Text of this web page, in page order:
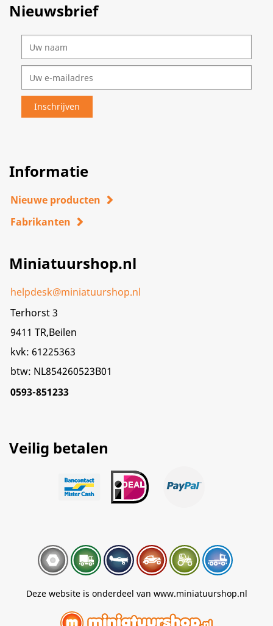
Nieuwsbrief
Informatie
Nieuwe producten
Fabrikanten
Miniatuurshop.nl
helpdesk@miniatuurshop.nl
Terhorst 3
9411 TR,Beilen
kvk: 61225363
btw: NL854260523B01
0593-851233
Veilig betalen
Deze website is onderdeel van www.miniatuurshop.nl